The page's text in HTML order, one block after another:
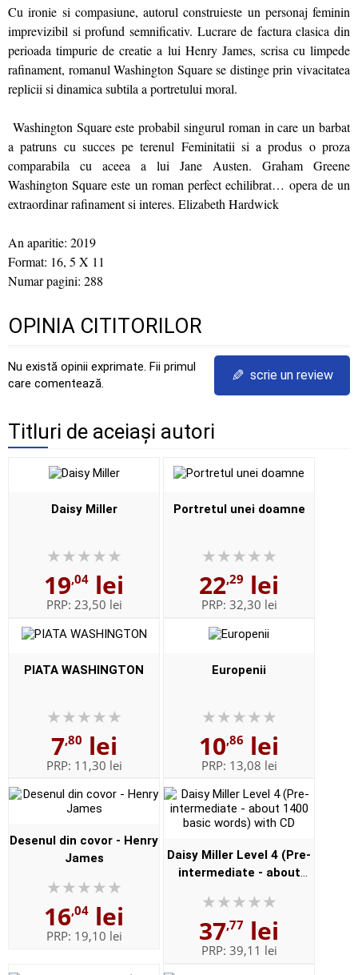
Cu ironie si compasiune, autorul construieste un personaj feminin
imprevizibil si profund semnificativ. Lucrare de factura clasica din
perioada timpurie de creatie a lui Henry James, scrisa cu limpede
rafinament, romanul Washington Square se distinge prin vivacitatea
replicii si dinamica subtila a portretului moral.
Washington Square este probabil singurul roman in care un barbat
a patruns cu succes pe terenul Feminitatii si a produs o proza
comparabila cu aceea a lui Jane Austen. Graham Greene
Washington Square este un roman perfect echilibrat… opera de un
extraordinar rafinament si interes. Elizabeth Hardwick
An aparitie: 2019
Format: 16, 5 X 11
Numar pagini: 288
OPINIA CITITORILOR
Nu există opinii exprimate. Fii primul
care comentează.
✎ scrie un review
Titluri de aceiași autori
Daisy Miller
19,04 lei
PRP: 23,50 lei
Portretul unei doamne
22,29 lei
PRP: 32,30 lei
PIATA WASHINGTON
7,80 lei
PRP: 11,30 lei
Europenii
10,86 lei
PRP: 13,08 lei
Desenul din covor - Henry
James
16,04 lei
PRP: 19,10 lei
Daisy Miller Level 4 (Pre-
intermediate - about
CD
37,77 lei
PRP: 39,11 lei